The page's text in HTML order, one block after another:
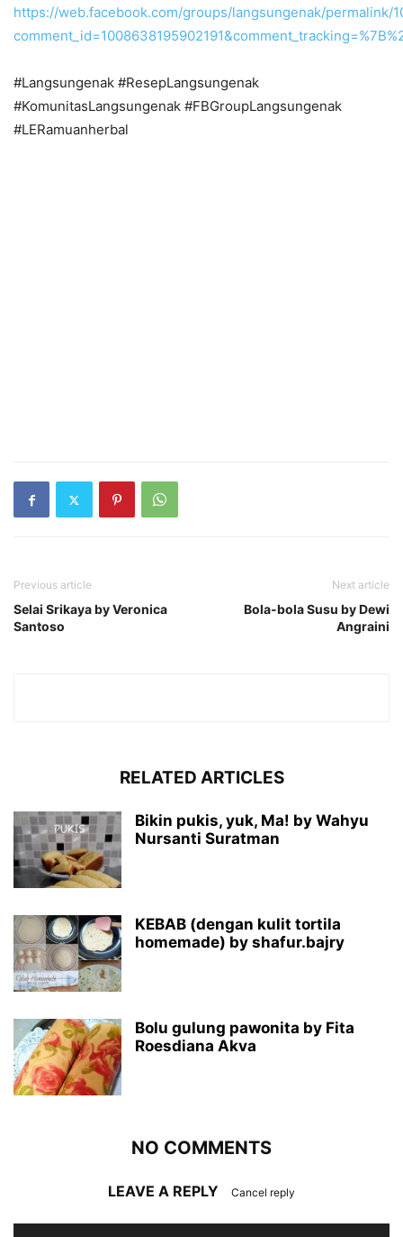
https://web.facebook.com/groups/langsungenak/permalink/
#Langsungenak #ResepLangsungenak
#KomunitasLangsungenak #FBGroupLangsungenak
#LERamuanherbal
Previous article
Selai Srikaya by Veronica
Santoso
Next article
Bola-bola Susu by Dewi
Angraini
RELATED ARTICLES
Bikin pukis, yuk, Ma! by Wahyu
Nursanti Suratman
KEBAB (dengan kulit tortila
homemade) by shafur.bajry
Bolu gulung pawonita by Fita
Roesdiana Akva
NO COMMENTS
LEAVE A REPLY Cancel reply